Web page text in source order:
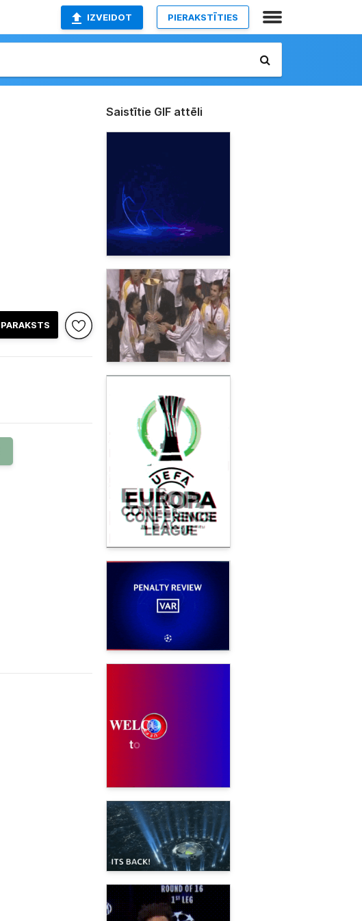
IZVEIDOT PIERAKSTĪTIES
PARAKSTS
Saistītie GIF attēli